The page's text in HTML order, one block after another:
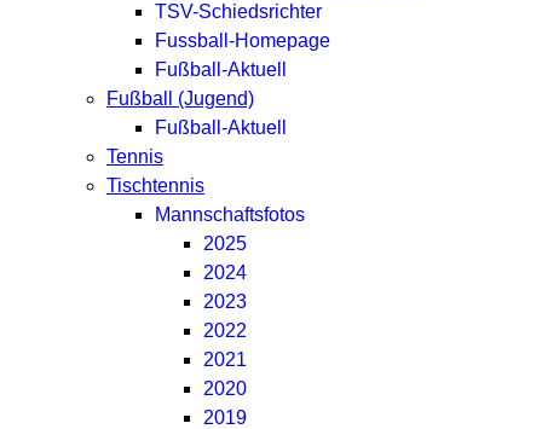
TSV-Schiedsrichter
Fussball-Homepage
Fußball-Aktuell
Fußball (Jugend)
Fußball-Aktuell
Tennis
Tischtennis
Mannschaftsfotos
2025
2024
2023
2022
2021
2020
2019